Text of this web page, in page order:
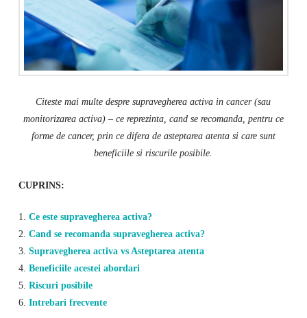
Citeste mai multe despre supravegherea activa in cancer (sau
monitorizarea activa) – ce reprezinta, cand se recomanda, pentru ce
forme de cancer, prin ce difera de asteptarea atenta si care sunt
beneficiile si riscurile posibile.
CUPRINS:
1. Ce este supravegherea activa?
2. Cand se recomanda supravegherea activa?
3. Supravegherea activa vs Asteptarea atenta
4. Beneficiile acestei abordari
5. Riscuri posibile
6. Intrebari frecvente